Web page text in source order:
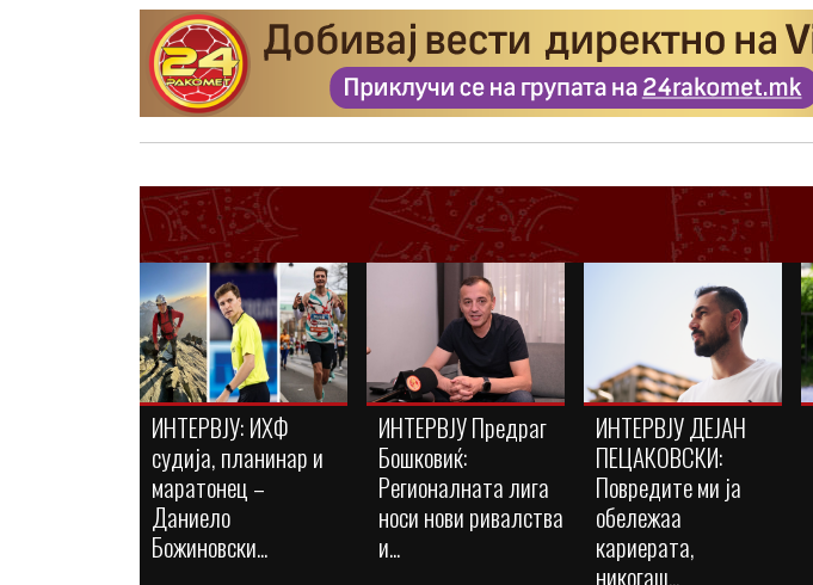
ИНТЕРВЈУ: ИХФ
судија, планинар и
маратонец –
Даниело
Божиновски...
ИНТЕРВЈУ Предраг
Бошковиќ:
Регионалната лига
носи нови ривалства
и...
ИНТЕРВЈУ ДЕЈАН
ПЕЦАКОВСКИ:
Повредите ми ја
обележаа
кариерата,
никогаш...